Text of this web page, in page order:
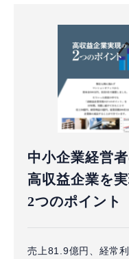
中小企業経営
高収益企業を
2つのポイント
売上81.9億円、経常